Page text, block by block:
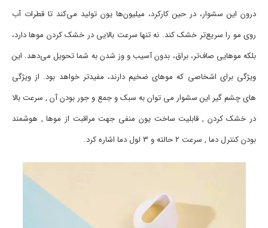
درون این سشوار، در حین کارکرد، میلیون‌ها یون تولید می‌کند تا قطرات آب
روی مو را سریع‌تر خشک کند. نه تنها سرعت بالایی در خشک کردن موها دارد،
بلکه موهایی صاف‌تر، براق، بدون آسیب و وز شدن به شما تحویل می‌دهد. این
ویژگی برای اشخاصی که موهای ضخیم دارند، مفیدتر خواهد بود. از ویژگی
های چشم گیر این سشوار می توان به سبک و جمع و جور بودن آن , سرعت بالا
در خشک کردن , قابلیت ساخت یون منفی جهت مراقبت از موها , هوشمند
بودن کنترل دما , سرعت 2 حالته و 3 لول دما اشاره کرد.